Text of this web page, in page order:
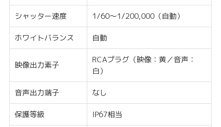
シャッター速度 1/60〜1/200,000（自動）
ホワイトバランス 自動
映像出力素子
RCAプラグ（映像：黄／音声：
白）
音声出力端子 なし
保護等級 IP67相当